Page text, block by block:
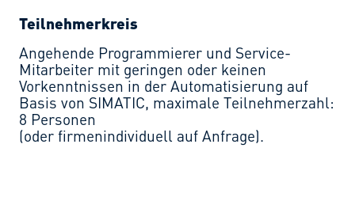
Teilnehmerkreis
Angehende Programmierer und Service-
Mitarbeiter mit geringen oder keinen
Vorkenntnissen in der Automatisierung auf
Basis von SIMATIC, maximale Teilnehmerzahl:
8 Personen
(oder firmenindividuell auf Anfrage).